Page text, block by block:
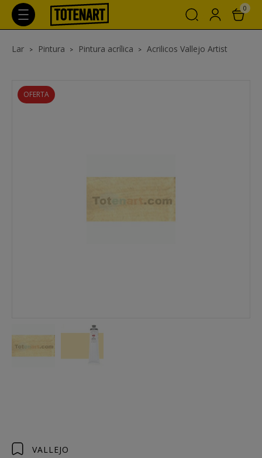
0
Lar Pintura Pintura acrílica Acrilicos Vallejo Artist
OFERTA
VALLEJO